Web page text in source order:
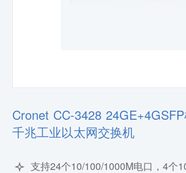
Cronet CC-3428
千兆工业以太网交换机
支持24个10/100/1000M电口，4个